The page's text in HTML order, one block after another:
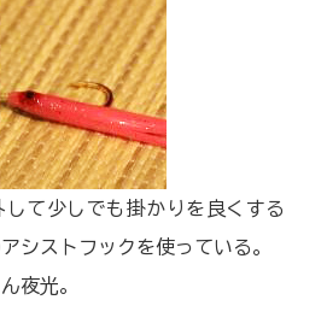
て少しでも掛かりを良くする
シストフックを使っている。
夜光。